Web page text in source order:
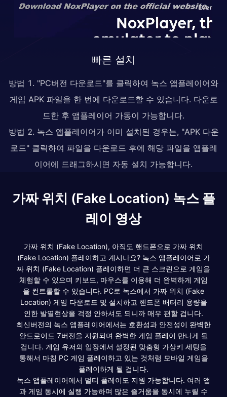
빠른 설치
방법 1. "PC버전 다운로드"를 클릭하여 녹스 앱플레이어와
게임 APK 파일을 한 번에 다운로드할 수 있습니다. 다운로
드한 후 앱플레이어 가동이 가능합니다.
방법 2. 녹스 앱플레이어가 이미 설치된 경우는, "APK 다운
로드" 클릭하여 파일을 다운로드 후에 해당 파일을 앱플레
이어에 드래그하시면 자동 설치 가능합니다.
가짜 위치 (Fake Location) 녹스 플
레이 영상
가짜 위치 (Fake Location), 아직도 핸드폰으로 가짜 위치
(Fake Location) 플레이하고 계시나요? 녹스 앱플레이어로 가
짜 위치 (Fake Location) 플레이하면 더 큰 스크린으로 게임을
체험할 수 있으며 키보드, 마우스를 이용해 더 완벽하게 게임
을 컨트롤할 수 있습니다. PC로 녹스에서 가짜 위치 (Fake
Location) 게임 다운로드 및 설치하고 핸드폰 배터리 용량을
인한 발열현상을 걱정 안하셔도 되니까 매우 편할 겁니다.
최신버전의 녹스 앱플레이어에서는 호환성과 안전성이 완벽한
안드로이드 7버전을 지원되며 완벽한 게임 플레이 만나게 될
겁니다. 게임 유저의 입장에서 설정된 맞춤형 가상키 세팅을
통해서 마침 PC 게임 플레이하고 있는 것처럼 모바일 게임을
플레이하게 될 겁니다.
녹스 앱플레이어에서 멀티 플레이도 지원 가능합니다. 여러 앱
과 게임 동시에 실행 가능하며 많은 즐거움을 동시에 누릴 수